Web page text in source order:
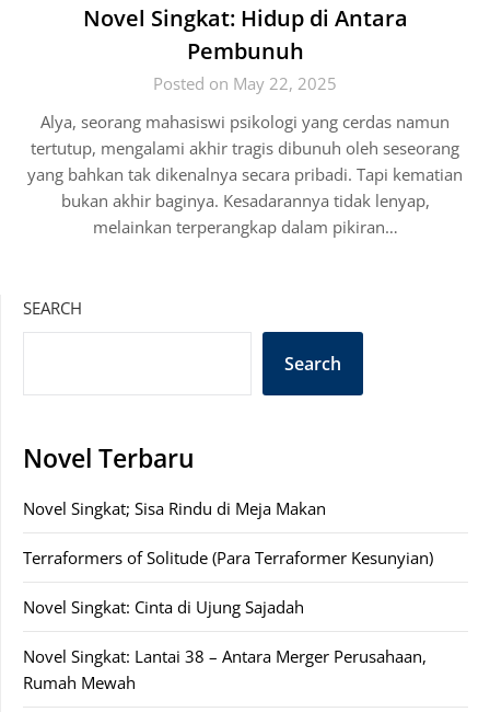
Novel Singkat: Hidup di Antara
Pembunuh
Posted on May 22, 2025
Alya, seorang mahasiswi psikologi yang cerdas namun
tertutup, mengalami akhir tragis dibunuh oleh seseorang
yang bahkan tak dikenalnya secara pribadi. Tapi kematian
bukan akhir baginya. Kesadarannya tidak lenyap,
melainkan terperangkap dalam pikiran…
SEARCH
Search
Novel Terbaru
Novel Singkat; Sisa Rindu di Meja Makan
Terraformers of Solitude (Para Terraformer Kesunyian)
Novel Singkat: Cinta di Ujung Sajadah
Novel Singkat: Lantai 38 – Antara Merger Perusahaan,
Rumah Mewah